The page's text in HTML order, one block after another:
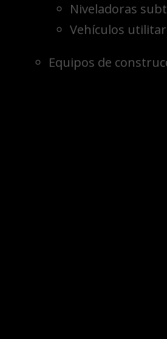
Niveladoras
Vehículos
Equipos de